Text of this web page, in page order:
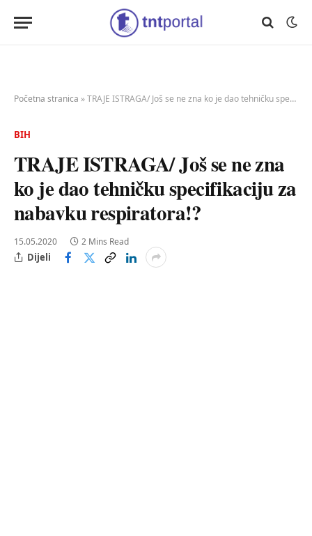
Početna stranica »TRAJE ISTRAGA/ Još se ne zna ko je dao tehničku specifikaciju za nabavku respiratora!?
BIH
TRAJE ISTRAGA/ Još se ne zna
ko je dao tehničku specifikaciju za
nabavku respiratora!?
15.05.2020 2 Mins Read
Dijeli